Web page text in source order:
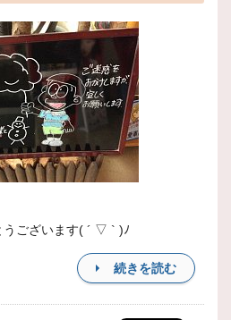
うございます( ´ ▽ ` )ﾉ
続きを読む